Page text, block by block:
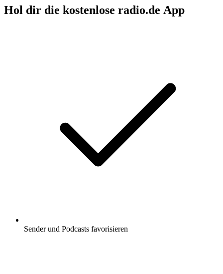
Hol dir die kostenlose radio.de App
Sender und Podcasts favorisieren